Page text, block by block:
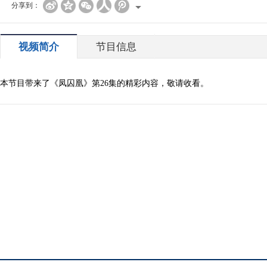
分享到：
视频简介 节目信息
本节目带来了《凤囚凰》第26集的精彩内容，敬请收看。